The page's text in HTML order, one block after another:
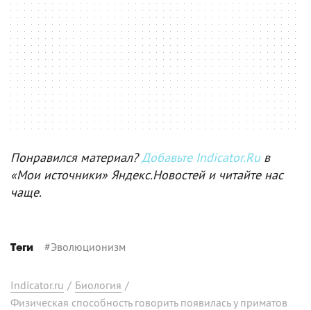
Понравился материал?Добавьте Indicator.Ruв
«Мои источники» Яндекс.Новостей и читайте нас
чаще.
Теги #Эволюционизм
Indicator.ru / Биология /
Физическая способность говорить появилась у приматов